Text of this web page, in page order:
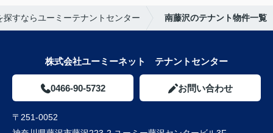
すならユーミーテナントセンター 南藤沢のテナント物件一覧
株式会社ユーミーネット テナントセンター
0466-90-5732 お問い合わせ
〒251-0052